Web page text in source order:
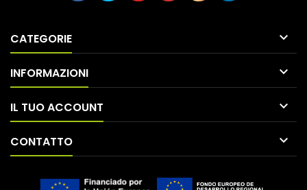
CATEGORIE 
INFORMAZIONI 
IL TUO ACCOUNT 
CONTATTO 